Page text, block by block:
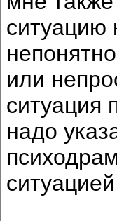
ситуацию
или
ситуация
надо